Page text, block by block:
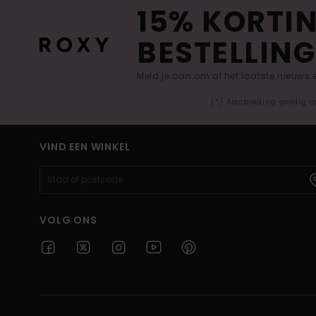
15%
Meld je aan om al het laatste
(*) Aanbieding geldig
VIND EEN WINKEL
VOLG ONS